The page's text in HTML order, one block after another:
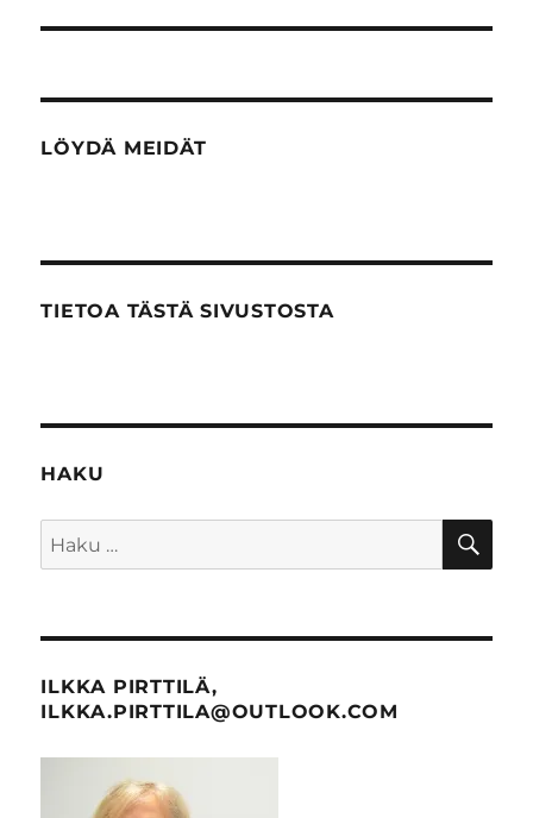
LÖYDÄ MEIDÄT
TIETOA TÄSTÄ SIVUSTOSTA
HAKU
Etsi:
ILKKA PIRTTILÄ,
ILKKA.PIRTTILA@OUTLOOK.COM